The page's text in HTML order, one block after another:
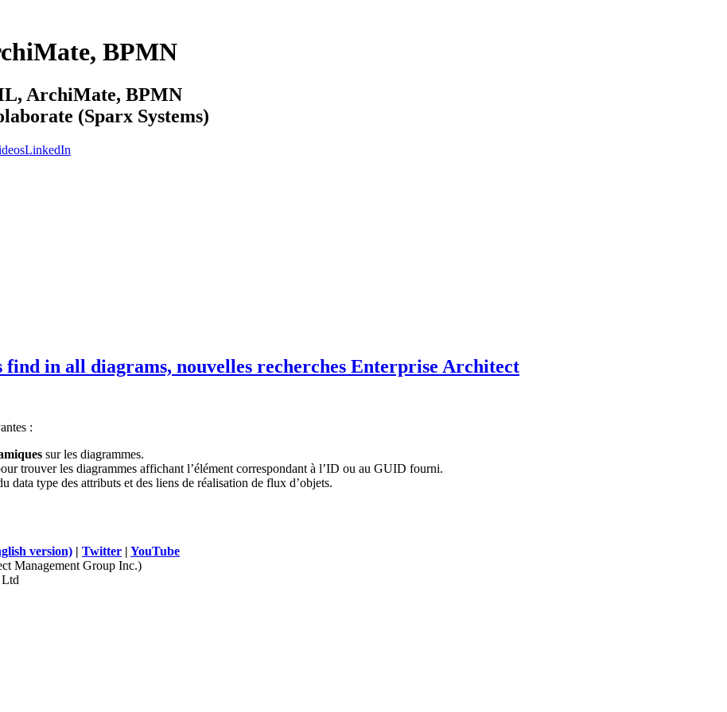
BPMN
ArchiMate, BPMN
(Sparx Systems)
LinkedIn
find in all diagrams, nouvelles recherches Enterprise Architect
:
sur les diagrammes.
trouver les diagrammes affichant l’élément correspondant à l’ID ou au GUID fourni.
data type des attributs et des liens de réalisation de flux d’objets.
version) | Twitter | YouTube
Management Group Inc.)
Ltd